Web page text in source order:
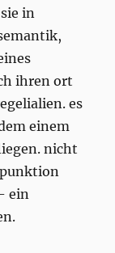
in
ihren ort
es
einem
nicht
ein